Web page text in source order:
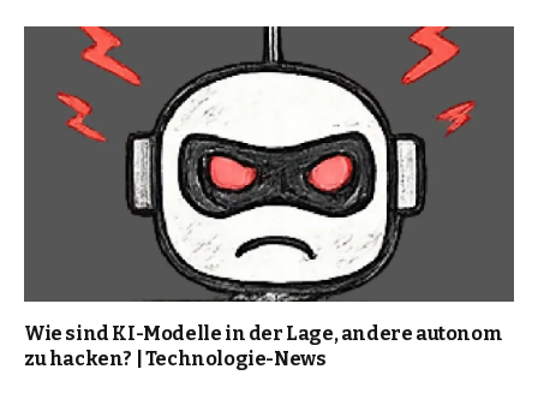
Wie sind KI-Modelle in der Lage, andere autonom
zu hacken? | Technologie-News